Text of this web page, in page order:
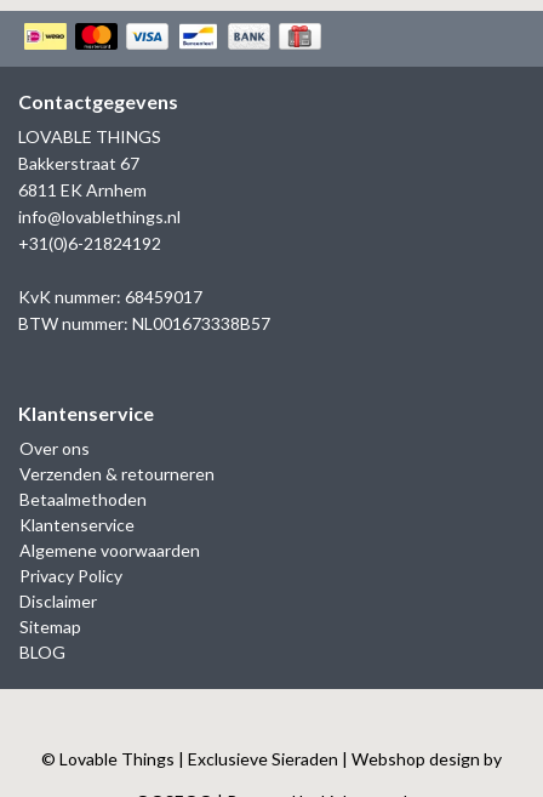
Contactgegevens
LOVABLE THINGS
Bakkerstraat 67
6811 EK Arnhem
info@lovablethings.nl
+31(0)6-21824192
KvK nummer: 68459017
BTW nummer: NL001673338B57
Klantenservice
Over ons
Verzenden & retourneren
Betaalmethoden
Klantenservice
Algemene voorwaarden
Privacy Policy
Disclaimer
Sitemap
BLOG
© Lovable Things | Exclusieve Sieraden | Webshop design by